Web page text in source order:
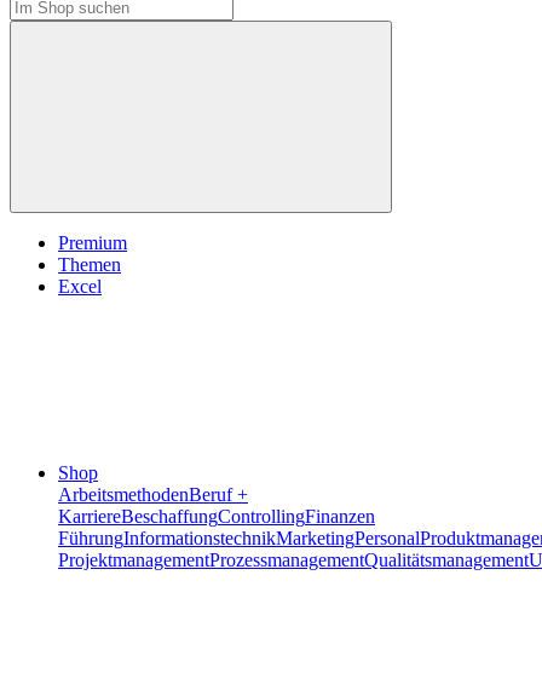
Premium
Themen
Excel
Shop
ArbeitsmethodenBeruf +
KarriereBeschaffungControllingFinanzen
FührungInformationstechnikMarketingPersonal
ProjektmanagementProzessmanagementQualitätsmanagement